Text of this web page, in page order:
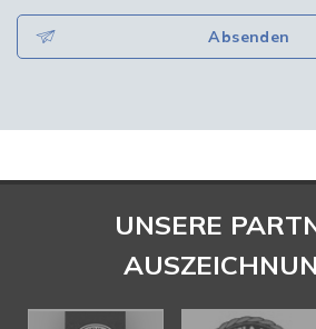
Absenden
UNSERE